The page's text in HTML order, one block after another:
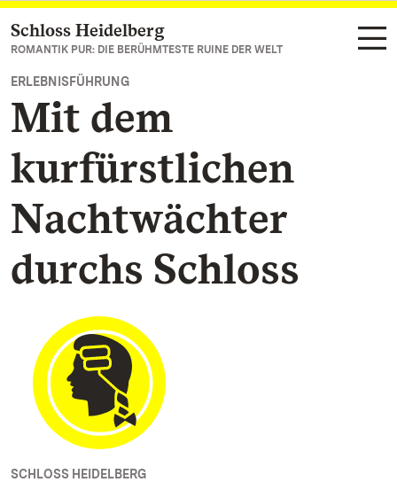
Zum Hauptinhalt springen
Schloss Heidelberg
ROMANTIK PUR: DIE BERÜHMTESTE RUINE DER WELT
ERLEBNISFÜHRUNG
Mit dem
kurfürstlichen
Nachtwächter
durchs Schloss
SCHLOSS HEIDELBERG